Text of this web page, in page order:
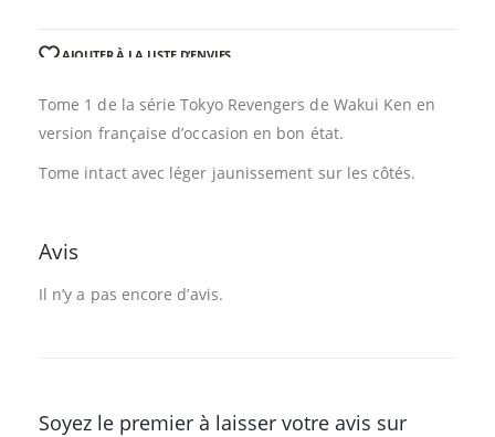
AJOUTER À LA LISTE D’ENVIES
Tome 1 de la série Tokyo Revengers de Wakui Ken en
version française d’occasion en bon état.
Tome intact avec léger jaunissement sur les côtés.
Avis
Il n’y a pas encore d’avis.
Soyez le premier à laisser votre avis sur